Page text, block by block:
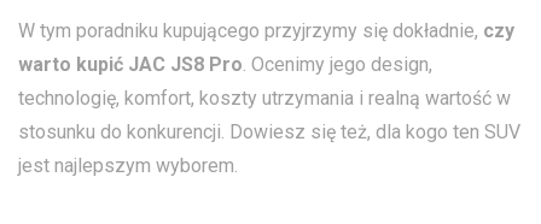
W tym poradniku kupującego przyjrzymy się dokładnie, czy
warto kupić JAC JS8 Pro . Ocenimy jego design,
technologię, komfort, koszty utrzymania i realną wartość w
stosunku do konkurencji. Dowiesz się też, dla kogo ten SUV
jest najlepszym wyborem.